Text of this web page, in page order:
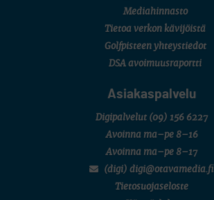
Mediahinnasto
Tietoa verkon kävijöistä
Golfpisteen yhteystiedot
DSA avoimuusraportti
Asiakaspalvelu
Digipalvelut (09) 156 6227
Avoinna ma–pe 8–16
Avoinna ma–pe 8–17
(digi) digi@otavamedia.fi
Tietosuojaseloste